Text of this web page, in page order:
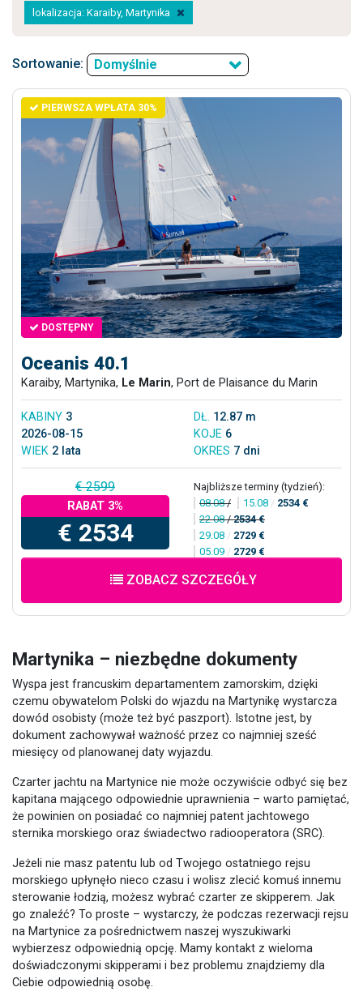
lokalizacja: Karaiby, Martynika
Sortowanie: Domyślnie
PIERWSZA WPŁATA 30%
DOSTĘPNY
Oceanis 40.1
Karaiby, Martynika, Le Marin, Port de Plaisance du Marin
KABINY 3 DŁ. 12.87 m
2026-08-15
KOJE 6
WIEK 2 lata OKRES 7 dni
€ 2599
RABAT 3%
€ 2534
Najbliższe terminy (tydzień):
08.08/ 15.08 / 2534 €
22.08/2534 €
29.08 / 2729 €
05.09 / 2729 €
ZOBACZ SZCZEGÓŁY
Martynika – niezbędne dokumenty
Wyspa jest francuskim departamentem zamorskim, dzięki
czemu obywatelom Polski do wjazdu na Martynikę wystarcza
dowód osobisty (może też być paszport). Istotne jest, by
dokument zachowywał ważność przez co najmniej sześć
miesięcy od planowanej daty wyjazdu.
Czarter jachtu na Martynice nie może oczywiście odbyć się bez
kapitana mającego odpowiednie uprawnienia – warto pamiętać,
że powinien on posiadać co najmniej patent jachtowego
sternika morskiego oraz świadectwo radiooperatora (SRC).
Jeżeli nie masz patentu lub od Twojego ostatniego rejsu
morskiego upłynęło nieco czasu i wolisz zlecić komuś innemu
sterowanie łodzią, możesz wybrać czarter ze skipperem. Jak
go znaleźć? To proste – wystarczy, że podczas rezerwacji rejsu
na Martynice za pośrednictwem naszej wyszukiwarki
wybierzesz odpowiednią opcję. Mamy kontakt z wieloma
doświadczonymi skipperami i bez problemu znajdziemy dla
Ciebie odpowiednią osobę.